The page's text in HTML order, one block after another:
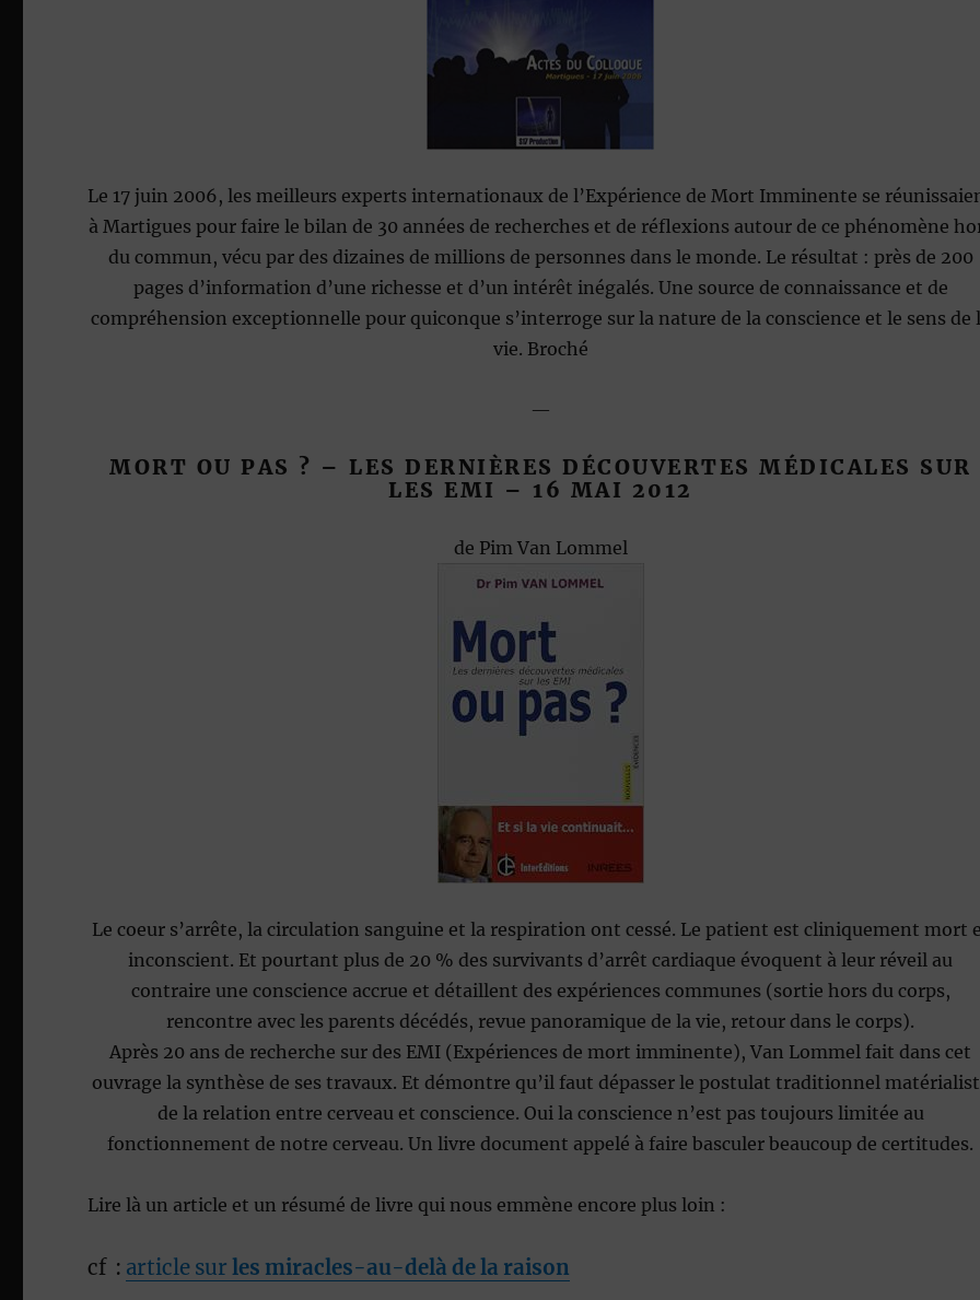
Le 17 juin 2006, les meilleurs experts interna­tionaux de l’Expérience de Mort Imminente se
à Martigues pour faire le bilan de 30 années de recherches et de réflexions autour de ce phénomène
du commun, vécu par des dizaines de millions de personnes dans le monde. Le résultat : près de 200
pages d’information d’une richesse et d’un intérêt inégalés. Une source de connaissance et de
compréhension excep­tionnelle pour quiconque s’interroge sur la nature de la conscience et le sens de
vie. Broché
—
MORT OU PAS ? – LES DERNIÈRES DÉCOUVERTES MÉDICALES SUR
LES EMI – 16 MAI 2012
de Pim Van Lommel
Le coeur s’arrête, la circulation sanguine et la respiration ont cessé. Le patient est cliniquement mort
inconscient. Et pourtant plus de 20 % des survivants d’arrêt cardiaque évoquent à leur réveil au
contraire une conscience accrue et détaillent des expériences communes (sortie hors du corps,
rencontre avec les parents décédés, revue panoramique de la vie, retour dans le corps).
Après 20 ans de recherche sur des EMI (Expériences de mort imminente), Van Lommel fait dans cet
ouvrage la synthèse de ses travaux. Et démontre qu’il faut dépasser le postulat traditionnel
de la relation entre cerveau et conscience. Oui la conscience n’est pas toujours limitée au
fonctionnement de notre cerveau. Un livre document appelé à faire basculer beaucoup de certitudes.
Lire là un article et un résumé de livre qui nous emmène encore plus loin :
cf : article surles miracles-au-delà de la raison